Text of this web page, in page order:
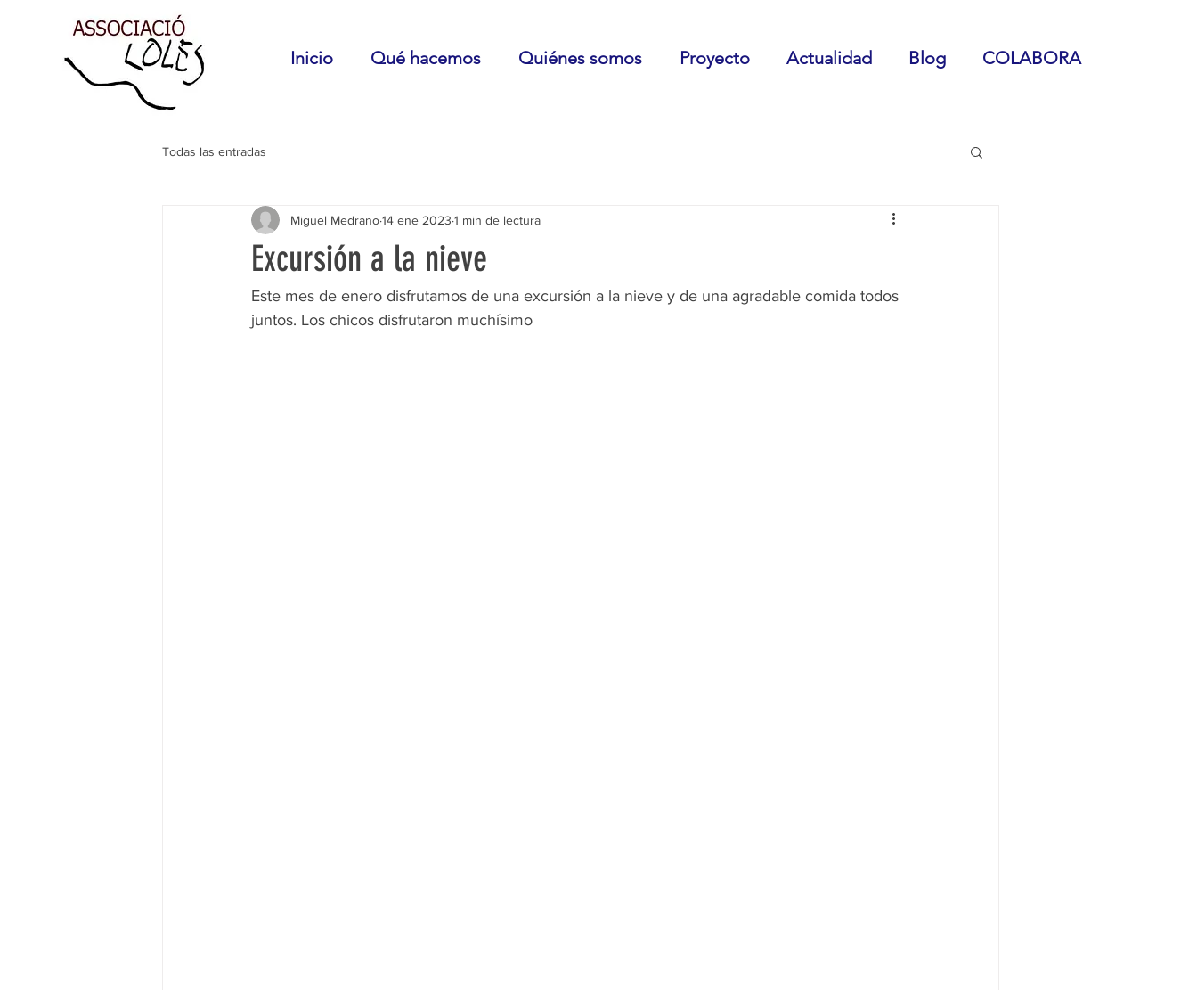
Inicio Qué hacemos Quiénes somos Proyecto Actualidad Blog COLABORA
Todas las entradas
Excursión a la nieve
Miguel Medrano14 ene 2023 1 min de lectura
Este mes de enero disfrutamos de una excursión a la nieve y de una agradable comida todos
juntos. Los chicos disfrutaron muchísimo